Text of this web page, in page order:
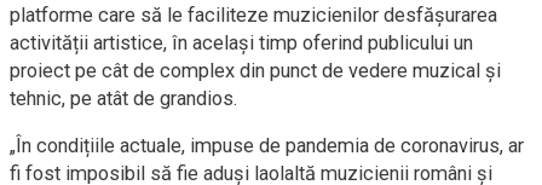
platforme care să le faciliteze muzicienilor desfășurarea
activității artistice, în același timp oferind publicului un
proiect pe cât de complex din punct de vedere muzical și
tehnic, pe atât de grandios.
„În condițiile actuale, impuse de pandemia de coronavirus, ar
fi fost imposibil să fie aduși laolaltă muzicienii români și